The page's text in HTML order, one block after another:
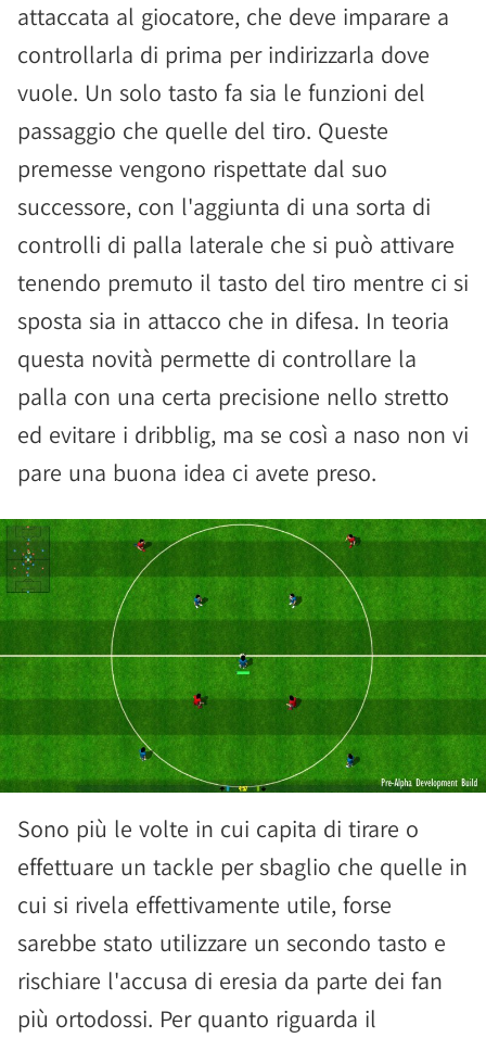
attaccata al giocatore, che deve imparare a
controllarla di prima per indirizzarla dove
vuole. Un solo tasto fa sia le funzioni del
passaggio che quelle del tiro. Queste
premesse vengono rispettate dal suo
successore, con l'aggiunta di una sorta di
controlli di palla laterale che si può attivare
tenendo premuto il tasto del tiro mentre ci si
sposta sia in attacco che in difesa. In teoria
questa novità permette di controllare la
palla con una certa precisione nello stretto
ed evitare i dribblig, ma se così a naso non vi
pare una buona idea ci avete preso.
Sono più le volte in cui capita di tirare o
effettuare un tackle per sbaglio che quelle in
cui si rivela effettivamente utile, forse
sarebbe stato utilizzare un secondo tasto e
rischiare l'accusa di eresia da parte dei fan
più ortodossi. Per quanto riguarda il